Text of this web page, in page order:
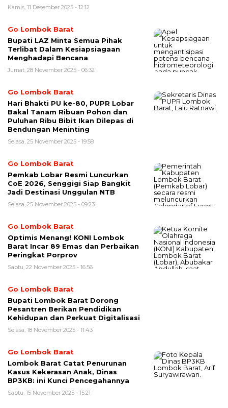
Kamis, 11 Desember 2025 - 12:12
Go Lombok Barat
Bupati LAZ Minta Semua Pihak
Terlibat Dalam Kesiapsiagaan
Menghadapi Bencana
Jumat, 28 November 2025 - 06:32
Go Lombok Barat
Hari Bhakti PU ke-80, PUPR Lobar
Bakal Tanam Ribuan Pohon dan
Puluhan Ribu Bibit Ikan Dilepas di
Bendungan Meninting
Selasa, 25 November 2025 - 19:58
Go Lombok Barat
Pemkab Lobar Resmi Luncurkan
CoE 2026, Senggigi Siap Bangkit
Jadi Destinasi Unggulan NTB
Selasa, 25 November 2025 - 09:23
Go Lombok Barat
Optimis Menang! KONI Lombok
Barat Incar 89 Emas dan Perbaikan
Peringkat Porprov
Sabtu, 22 November 2025 - 16:56
Go Lombok Barat
Bupati Lombok Barat Dorong
Pesantren Berikan Pendidikan
Kehidupan dan Perkuat Digitalisasi
Selasa, 18 November 2025 - 11:43
Go Lombok Barat
Lombok Barat Catat Penurunan
Kasus Kekerasan Anak, Dinas
BP3KB: ini Kunci Pencegahannya
Sabtu, 15 November 2025 - 15:21